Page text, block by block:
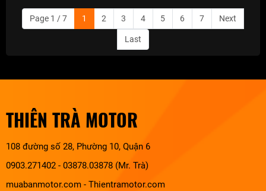
Page 1 / 7 1 2 3 4 5 6 7 Next
Last
THIÊN TRÀ MOTOR
108 đường số 28, Phường 10, Quận 6
0903.271402 - 03878.03878 (Mr. Trà)
muabanmotor.com - Thientramotor.com